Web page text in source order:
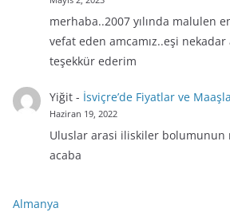
merhaba..2007 yılında malulen
vefat eden amcamız..eşi nekadar
teşekkür ederim
Yiğit- İsviçre’de Fiyatlar ve
Haziran 19, 2022
Uluslar arasi iliskiler bolumunun
acaba
Almanya